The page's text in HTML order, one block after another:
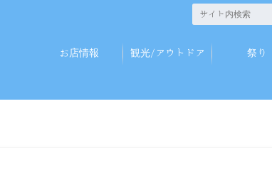
お店情報 観光/アウトドア 祭り